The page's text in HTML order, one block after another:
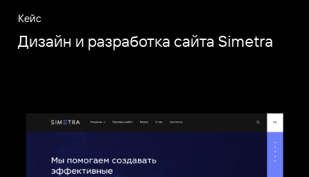
Кейс
Дизайн и разработка сайта Simetra